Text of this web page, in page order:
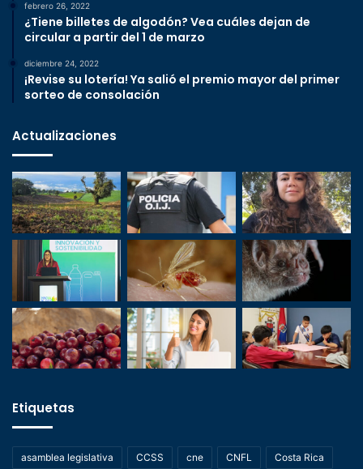
febrero 26, 2022
¿Tiene billetes de algodón? Vea cuáles dejan de
circular a partir del 1 de marzo
diciembre 24, 2022
¡Revise su lotería! Ya salió el premio mayor del primer
sorteo de consolación
Actualizaciones
Etiquetas
asamblea legislativa CCSS cne CNFL Costa Rica